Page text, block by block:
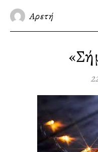
Αρετή